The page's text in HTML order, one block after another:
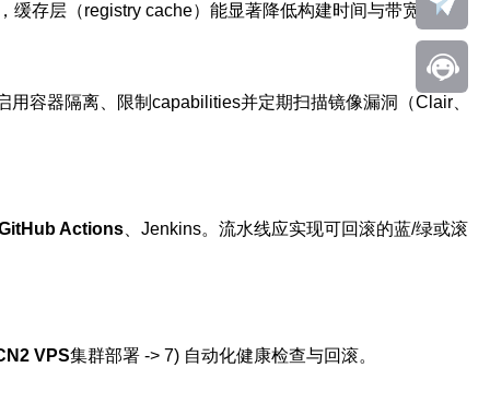
存层（registry cache）能显著降低构建时间与带宽成本。
容器隔离、限制capabilities并定期扫描镜像漏洞（Clair、
Actions 、Jenkins。流水线应实现可回滚的蓝/绿或滚
VPS集群部署 -> 7) 自动化健康检查与回滚。